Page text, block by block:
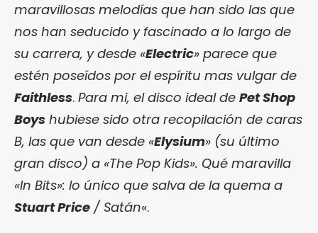
maravillosas melodías que han sido las que
nos han seducido y fascinado a lo largo de
su carrera, y desde «Electric» parece que
estén poseídos por el espíritu mas vulgar de
Faithless. Para mi, el disco ideal de Pet Shop
Boys hubiese sido otra recopilación de caras
B, las que van desde «Elysium» (su último
gran disco) a «The Pop Kids». Qué maravilla
«In Bits»: lo único que salva de la quema a
Stuart Price / Satán«.